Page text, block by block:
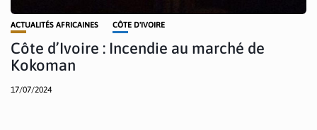
ACTUALITÉS AFRICAINES CÔTE D'IVOIRE
Côte d’Ivoire : Incendie au marché de
Kokoman
17/07/2024